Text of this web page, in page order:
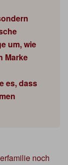
um, wie
Marke
es, dass
noch